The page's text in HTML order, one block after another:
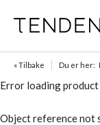
« Tilbake Du er her:
Error loading product
Object reference not